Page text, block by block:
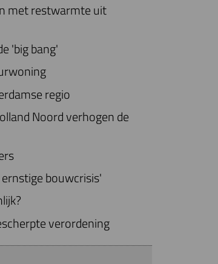
met restwarmte uit
'big bang'
regio
Noord verhogen de
bouwcrisis'
verordening